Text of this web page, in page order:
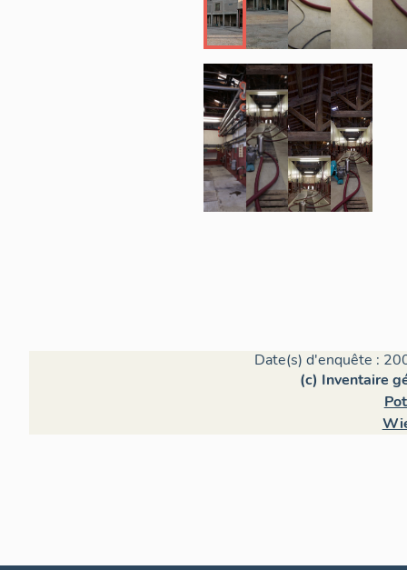
Date(s) d'enquête :
(c) Inventaire